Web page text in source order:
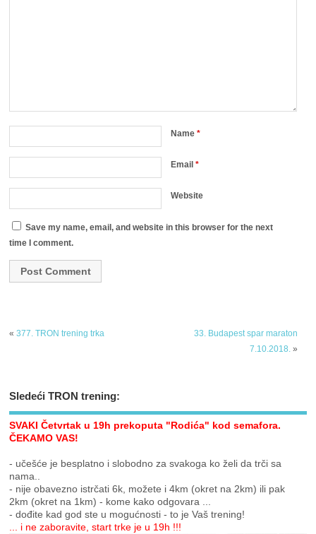
Name*
Email*
Website
Save my name, email, and website in this browser for the next
time I comment.
«377. TRON trening trka
33. Budapest spar maraton
7.10.2018.»
Sledeći TRON trening:
SVAKI Četvrtak u 19h prekoputa "Rodića" kod semafora.
ČEKAMO VAS!
- učešće je besplatno i slobodno za svakoga ko želi da trči sa
nama..
- nije obavezno istrčati 6k, možete i 4km (okret na 2km) ili pak
2km (okret na 1km) - kome kako odgovara ...
- dođite kad god ste u mogućnosti - to je Vaš trening!
... i ne zaboravite, start trke je u 19h !!!